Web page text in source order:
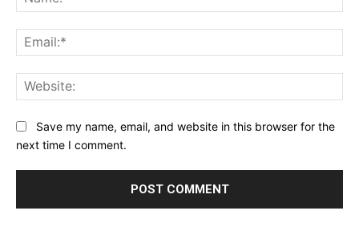
Save my name, email, and website in this browser for the
next time I comment.